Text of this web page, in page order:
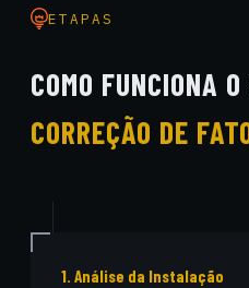
ETAPAS
COMO FUNCIONA
CORREÇÃO DE
1. Análise da Instalação